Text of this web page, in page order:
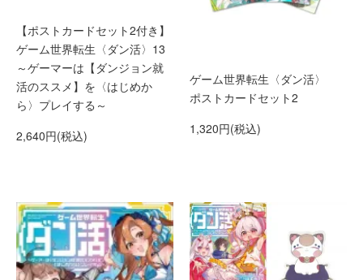
【ポストカードセット2付き】
ゲーム世界転生〈ダン活〉13
～ゲーマーは【ダンジョン就
活のススメ】を〈はじめか
ら〉プレイする～
2,640円(税込)
ゲーム世界転生〈ダン活〉
ポストカードセット2
1,320円(税込)